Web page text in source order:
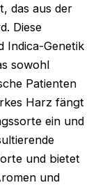
das aus der
Diese
Indica-Genetik
sowohl
Patienten
Harz fängt
ein und
und bietet
und